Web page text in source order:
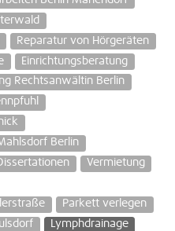
Reparatur von Hörgeräten
Einrichtungsberatung
Rechtsanwältin Berlin
Berlin
Vermietung
Parkett verlegen
Lymphdrainage